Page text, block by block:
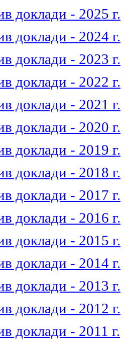
доклади - 2025 г.
доклади - 2024 г.
доклади - 2023 г.
доклади - 2022 г.
доклади - 2021 г.
доклади - 2020 г.
доклади - 2019 г.
доклади - 2018 г.
доклади - 2017 г.
доклади - 2016 г.
доклади - 2015 г.
доклади - 2014 г.
доклади - 2013 г.
доклади - 2012 г.
доклади - 2011 г.